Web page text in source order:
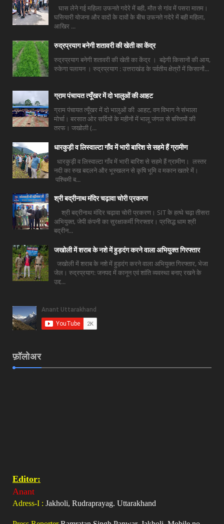
घास लेने गई महिला उफनते गदेरे में बही, मौत से गांव में पसरा मातम।
घसियारी योजना और वादों के दावों के बीच उफनते गदेरे में बही महिला,
आखिर ...
रुद्रप्रयाग बनेगी शतावरी की खेती का केंद्र
रुद्रप्रयाग बनेगी शतावरी की खेती का केंद्र । बढ़ेगी किसानों की आय,
रुकेगा पलायन । रुद्रप्रयाग : उत्तराखंड के पर्वतीय क्षेत्रों में किसानों...
ग्राम पंचायत त्यूँखर में दो भालुओं की आहट
ग्राम पंचायत त्यूँखर में दो भालुओं की आहट, वन विभाग ने संभाला
मोर्चा। बरसात ओर सर्दियों के महीनों में भालू जंगल से बस्तियों की
तरफ। जखोली (...
धारकुड़ी व लिस्वाल्टा गाँव में भारी बारिश से सहमे हैं ग्रामीण
धारकुड़ी व लिस्वाल्टा गाँव में भारी बारिश से सहमे हैं ग्रामीण। लस्तर
नदी का रुख बदलने और भूस्खलन से कृषि भूमि व मकान खतरे में।
पश्चिमी ब...
श्री बद्रीनाथ मंदिर चढ़ावा चोरी प्रकरण
श्री बद्रीनाथ मंदिर चढ़ावा चोरी प्रकरण। SIT के हत्थे चढ़ा तीसरा
अभियुक्त, जेपी कंपनी का सुरक्षाकर्मी गिरफ्तार। प्रसिद्ध धाम श्री
बद्रीन...
जखोली में शराब के नशे में हुड़दंग करने वाला अभियुक्त गिरफ्तार
जखोली में शराब के नशे में हुड़दंग करने वाला अभियुक्त गिरफ्तार, भेजा
जेल। रुद्रप्रयाग: जनपद में कानून एवं शांति व्यवस्था बनाए रखने के
उद्द...
फ़ॉलोअर
Editor:
Anant
Adress-I : Jakholi, Rudraprayag. Uttarakhand